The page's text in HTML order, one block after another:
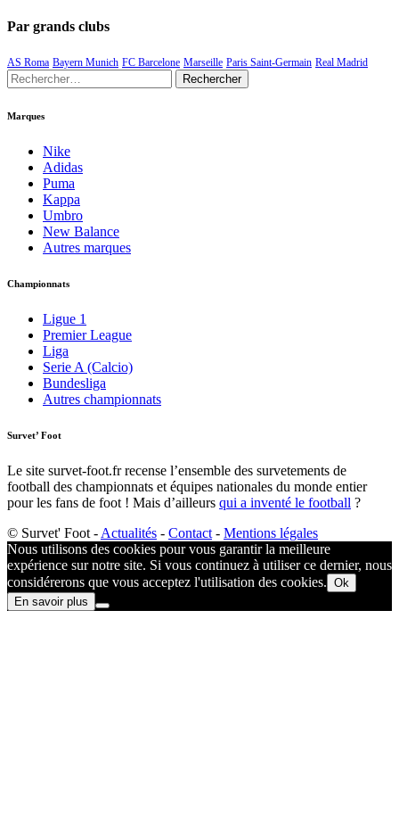
Par grands clubs
AS Roma Bayern Munich FC Barcelone Marseille Paris Saint-Germain Real Madrid
Rechercher :
Marques
Nike
Adidas
Puma
Kappa
Umbro
New Balance
Autres marques
Championnats
Ligue 1
Premier League
Liga
Serie A (Calcio)
Bundesliga
Autres championnats
Survet’ Foot
Le site survet-foot.fr recense l’ensemble des survetements de
football des championnats et équipes nationales du monde entier
pour les fans de foot ! Mais d’ailleurs qui a inventé le football ?​
© Survet' Foot - Actualités - Contact - Mentions légales
Nous utilisons des cookies pour vous garantir la meilleure
expérience sur notre site. Si vous continuez à utiliser ce dernier, nous
considérerons que vous acceptez l'utilisation des cookies. Ok
En savoir plus